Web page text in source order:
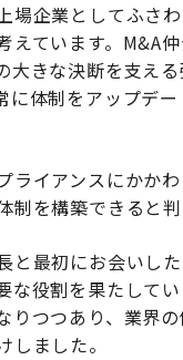
場企業としてふさ
えています。M&A
大きな決断を支え
に体制をアップデ
ライアンスにかか
を構築できると判
と最初にお会いし
な役割を果たして
りつつあり、業界
ました。